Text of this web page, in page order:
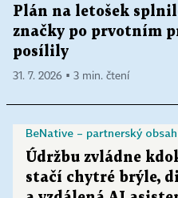
Plán na letošek
značky po prvotním
posílily
31. 7. 2026 ▪ 3 min. čtení
BeNative – partnerský obsah
Údržbu zvládne
stačí chytré brýle,